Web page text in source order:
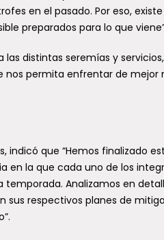
en el pasado. Por eso,
preparados para lo que
distintas seremías y
nos permita enfrentar de mejor
indicó que “Hemos finalizado
en la que cada uno de los
Analizamos en
respectivos planes de